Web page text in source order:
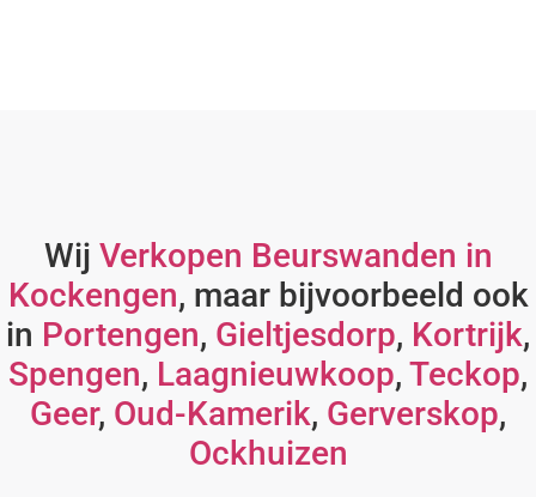
Wij Verkopen Beurswanden in
Kockengen, maar bijvoorbeeld ook
in Portengen, Gieltjesdorp, Kortrijk,
Spengen, Laagnieuwkoop, Teckop,
Geer, Oud-Kamerik, Gerverskop,
Ockhuizen